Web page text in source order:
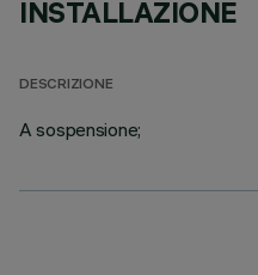
INSTALLAZIONE
DESCRIZIONE
A sospensione;